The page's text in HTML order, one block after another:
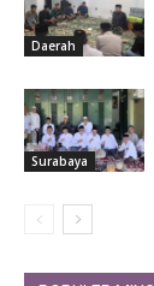
Daerah
Surabaya